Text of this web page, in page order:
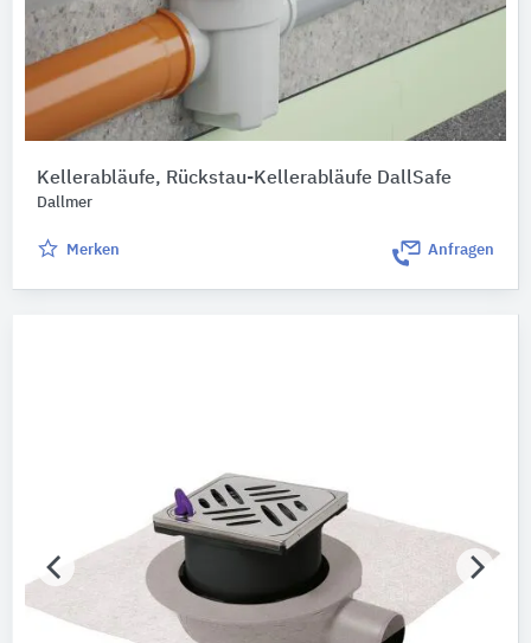
Kellerabläufe, Rückstau-Kellerabläufe DallSafe
Dallmer
Merken Anfragen